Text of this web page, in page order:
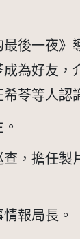
後一夜》
為好友，
苓等人認
，擔任製
報局長。